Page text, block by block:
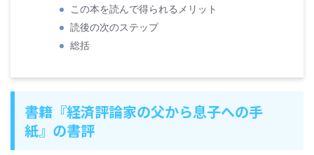
この本を読んで得られるメリット
読後の次のステップ
総括
書籍『経済評論家の父から息子への手
紙』の書評